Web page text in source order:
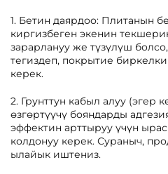
1. Бетин даярдоо: Плитанын
киргизбеген экенин
зарарлануу же түзүлүш
тегиздеп, покрытие
керек.
2. Грунттун кабыл алуу (эгер
өзгөртүүчү бояндарды
эффектин арттыруу үчүн
колдонуу керек. Сураныч,
ылайык иштениз.